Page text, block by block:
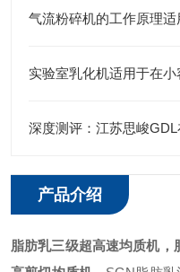
气流粉碎机的工作原理适
实验室乳化机适用于在
产品介绍
脂肪乳三级超高速均质机，